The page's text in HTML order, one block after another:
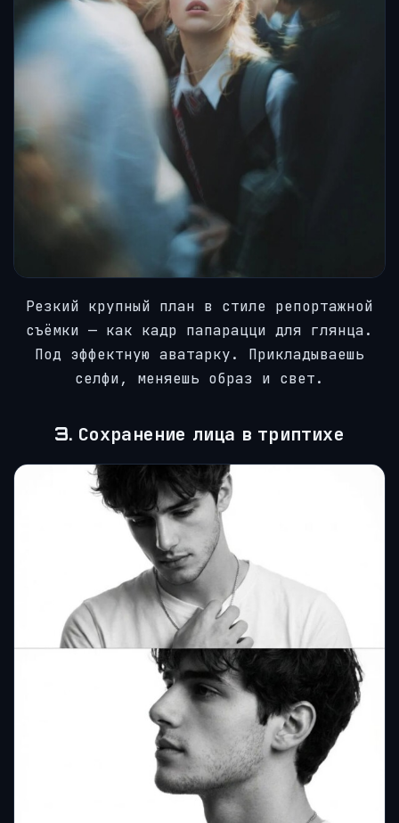
Резкий крупный план в стиле репортажной
съёмки — как кадр папарацци для глянца.
Под эффектную аватарку. Прикладываешь
селфи, меняешь образ и свет.
3. Сохранение лица в триптихе